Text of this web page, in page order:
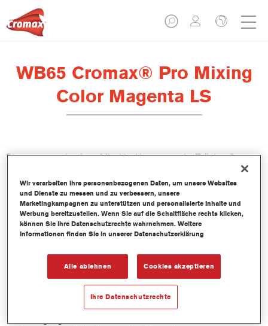
WB65 Cromax® Pro Mixing
Color Magenta LS
Dieses wasserbasierte Mischlackkonzentrat ist Teil des Cromax
Produktmerkmale
Ausgezeichnete Ergiebigkeit mit außergewöhnlich genauer
Farbtonangleichung.
Schnelle und sparsame Anwendung trägt zur Steigerung
des Durchsatz und der Produktivität bei.
Teil eines zweckbestimmten und umfangreichen Systems an
Mischlacken und Bindemitteln.
Bietet ein breites Anwendungsfenster.
Flexibel – kann unter verschiedenen klimatischen
Wir verarbeiten Ihre personenbezogenen Daten, um unsere Websites
und Dienste zu messen und zu verbessern, unsere
Marketingkampagnen zu unterstützen und personalisierte Inhalte und
Werbung bereitzustellen. Wenn Sie auf die Schaltfläche rechts klicken,
können Sie Ihre Datenschutzrechte wahrnehmen. Weitere
Informationen finden Sie in unserer Datenschutzerklärung
Alle ablehnen Cookies akzeptieren
Ihre Datenschutzrechte